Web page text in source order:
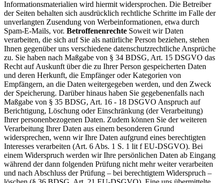
Informationsmaterialien wird hiermit widersprochen. Die Betreiber
der Seiten behalten sich ausdrücklich rechtliche Schritte im Falle der
unverlangten Zusendung von Werbeinformationen, etwa durch
Spam-E-Mails, vor. Betroffenenrechte Soweit wir Daten
verarbeiten, die sich auf Sie als natürliche Person beziehen, stehen
Ihnen gegenüber uns verschiedene datenschutzrechtliche Ansprüche
zu. Sie haben nach Maßgabe von § 34 BDSG, Art. 15 DSGVO das
Recht auf Auskunft über die zu Ihrer Person gespeicherten Daten
und deren Herkunft, die Empfänger oder Kategorien von
Empfängern, an die Daten weitergegeben werden, und den Zweck
der Speicherung. Darüber hinaus haben Sie gegebenenfalls nach
Maßgabe von § 35 BDSG, Art. 16 - 18 DSGVO Anspruch auf
Berichtigung, Löschung oder Einschränkung (der Verarbeitung)
Ihrer personenbezogenen Daten. Zudem können Sie der weiteren
Verarbeitung Ihrer Daten aus einem besonderen Grund
widersprechen, wenn wir Ihre Daten aufgrund eines berechtigten
Interesses verarbeiten (Art. 6 Abs. 1 S. 1 lit f EU-DSGVO). Bei
einem Widerspruch werden wir Ihre persönlichen Daten ab Eingang
während der dann folgenden Prüfung nicht mehr weiter verarbeiten
und nach Abschluss der Prüfung – bei berechtigtem Widerspruch –